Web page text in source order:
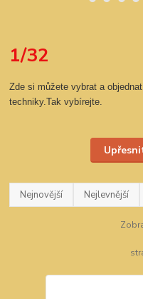
1/32
Zde si můžete vybrat a
techniky.Tak vybírejte.
Nejnovější Nejlevnější